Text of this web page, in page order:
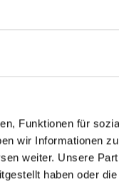
Funktionen für
wir Informationen
weiter. Unsere
haben oder